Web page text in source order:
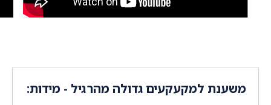
משענת למקעקעים גדולה מהרגיל - מידות: